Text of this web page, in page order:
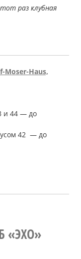
раз клубная
Moser-Haus,
и 44 — до
42 — до
«ЭХО»